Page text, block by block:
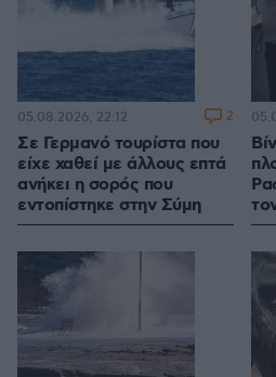
Σε Γερμανό τουρίστα που
είχε χαθεί με άλλους επτά
ανήκει η σορός που
εντοπίστηκε στην Σύμη
05.08.2026, 22:12 2